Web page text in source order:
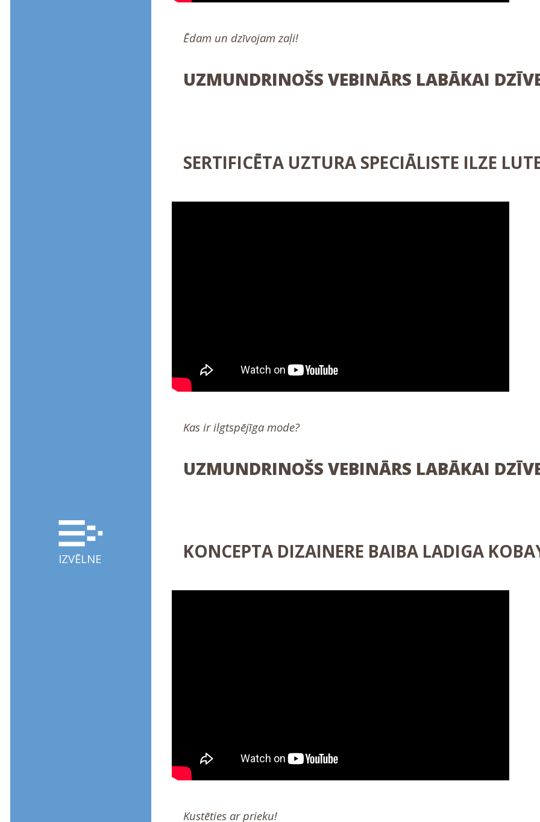
IZVĒLNE
Ēdam un dzīvojam zaļi!
UZMUNDRINOŠS VEBINĀRS LABĀKAI
SERTIFICĒTA UZTURA SPECIĀLISTE ILZE
Kas ir ilgtspējīga mode?
UZMUNDRINOŠS VEBINĀRS LABĀKAI
KONCEPTA DIZAINERE BAIBA LADIGA
Kustēties ar prieku!